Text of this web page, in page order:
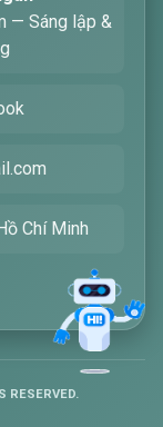
ngay
— Sáng lập &
Chí Minh
RESERVED.